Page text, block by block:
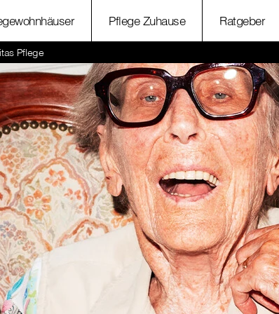
Pflege Zuhause Ratgeber
Pflege